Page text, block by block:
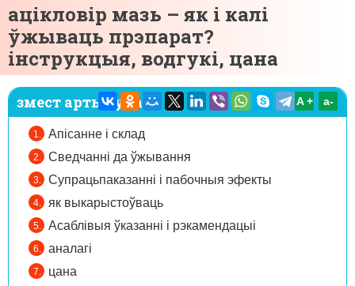
ацікловір мазь – як і калі
ўжываць прэпарат?
інструкцыя, водгукі, цана
змест артыкула:
Апісанне і склад
Сведчанні да ўжывання
Супрацьпаказанні і пабочныя эфекты
як выкарыстоўваць
Асаблівыя ўказанні і рэкамендацыі
аналагі
цана
A + а-